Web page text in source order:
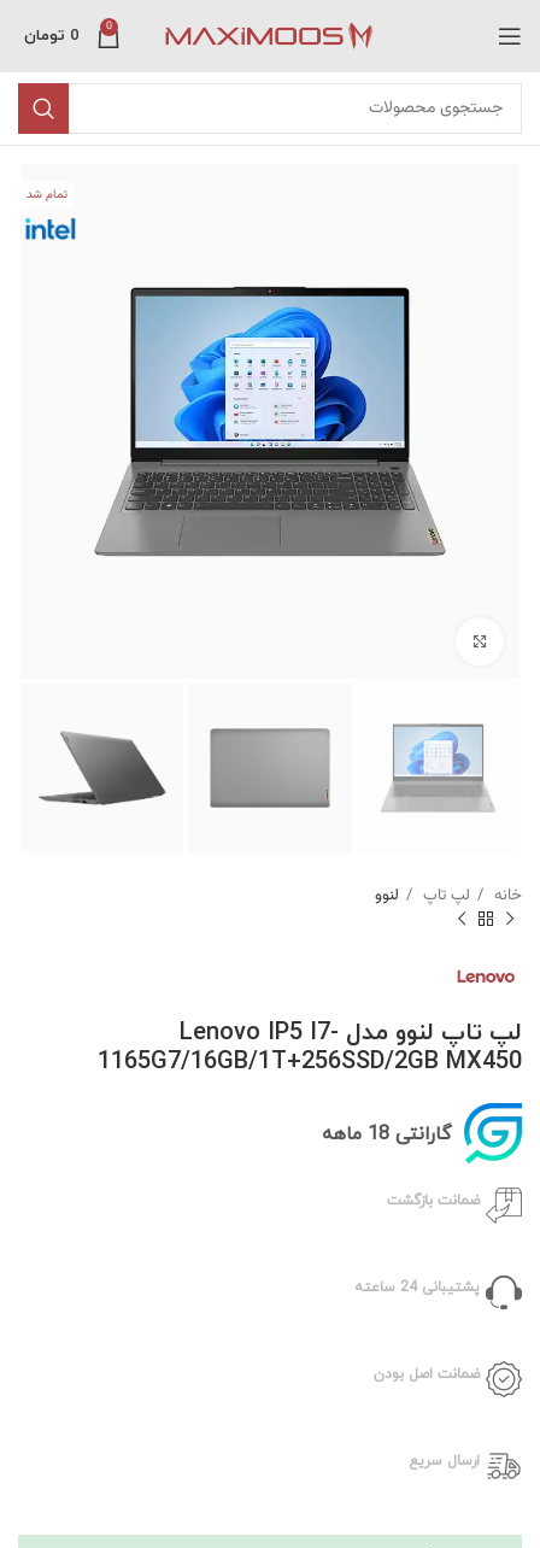
0
0 تومان
تمام شد
خانه لپ تاپ لنوو
لپ تاپ لنوو مدل Lenovo IP5 I7-
1165G7/16GB/1T+256SSD/2GB MX450
گارانتی 18 ماهه
ضمانت بازگشت
پشتیبانی 24 ساعته
ضمانت اصل بودن
ارسال سریع